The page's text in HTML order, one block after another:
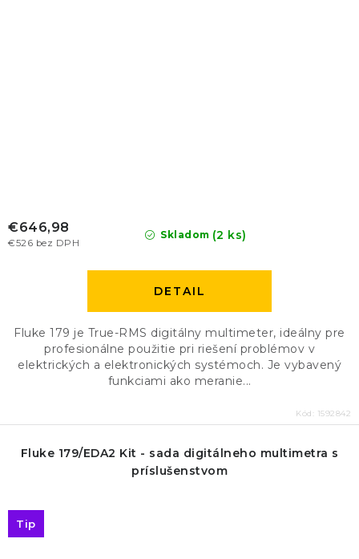
Skladom (2 ks)
€526 bez DPH
€646,98
DETAIL
Fluke 179 je True-RMS digitálny multimeter, ideálny pre
profesionálne použitie pri riešení problémov v
elektrických a elektronických systémoch. Je vybavený
funkciami ako meranie...
Kód: 1592842
Fluke 179/EDA2 Kit - sada digitálneho multimetra s
príslušenstvom
Tip